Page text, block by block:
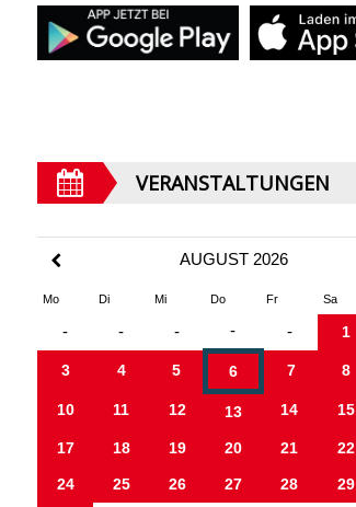
VERANSTALTUNGEN
AUGUST 2026
Mo Di Mi Do Fr Sa
- - - - - 1
3 4 5 6 7 8
10 11 12 13 14 15
17 18 19 20 21 22
24 25 26 27 28 29